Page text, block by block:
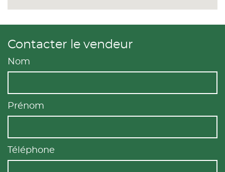
Contacter le vendeur
Nom
Prénom
Téléphone